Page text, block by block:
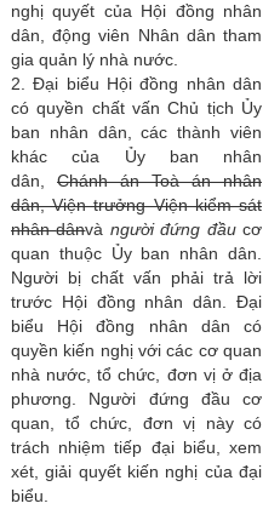
nghị quyết của Hội đồng nhân
dân, động viên Nhân dân tham
gia quản lý nhà nước.
2. Đại biểu Hội đồng nhân dân
có quyền chất vấn Chủ tịch Ủy
ban nhân dân, các thành viên
khác của Ủy ban nhân
dân, Chánh án Toà án nhân
dân, Viện trưởng Viện kiểm sát
nhândânvà người đứng đầucơ
quan thuộc Ủy ban nhân dân.
Người bị chất vấn phải trả lời
trước Hội đồng nhân dân. Đại
biểu Hội đồng nhân dân có
quyền kiến nghị với các cơ quan
nhà nước, tổ chức, đơn vị ở địa
phương. Người đứng đầu cơ
quan, tổ chức, đơn vị này có
trách nhiệm tiếp đại biểu, xem
xét, giải quyết kiến nghị của đại
biểu.